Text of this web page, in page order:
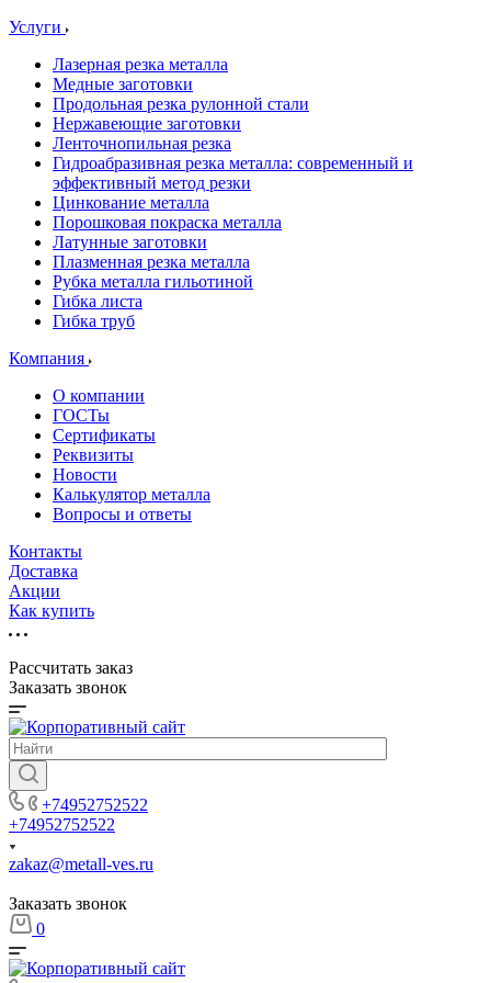
Услуги
Лазерная резка металла
Медные заготовки
Продольная резка рулонной стали
Нержавеющие заготовки
Ленточнопильная резка
Гидроабразивная резка металла: современный и
эффективный метод резки
Цинкование металла
Порошковая покраска металла
Латунные заготовки
Плазменная резка металла
Рубка металла гильотиной
Гибка листа
Гибка труб
Компания
О компании
ГОСТы
Сертификаты
Реквизиты
Новости
Калькулятор металла
Вопросы и ответы
Контакты
Доставка
Акции
Как купить
Рассчитать заказ
Заказать звонок
+74952752522
+74952752522
zakaz@metall-ves.ru
Заказать звонок
0